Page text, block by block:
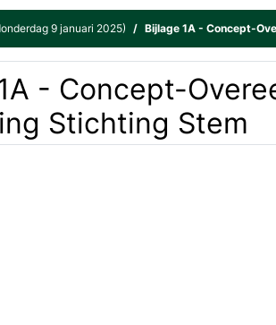
9 januari 2025) Bijlage 1A - Concept-
- Concept-
Stichting Stem